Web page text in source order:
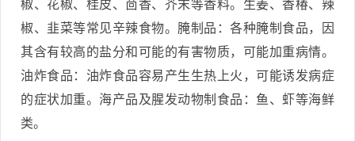
椒、花椒、桂皮、茴香、芥末等香料。生姜、香椿、辣
椒、韭菜等常见辛辣食物。腌制品：各种腌制食品，因
其含有较高的盐分和可能的有害物质，可能加重病情。
油炸食品：油炸食品容易产生生热上火，可能诱发病症
的症状加重。海产品及腥发动物制食品：鱼、虾等海鲜
类。